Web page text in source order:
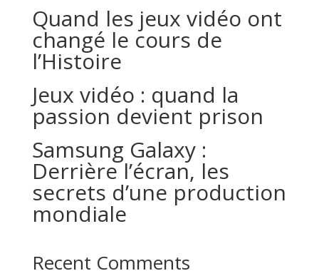
Quand les jeux vidéo ont
changé le cours de
l’Histoire
Jeux vidéo : quand la
passion devient prison
Samsung Galaxy :
Derrière l’écran, les
secrets d’une production
mondiale
Recent Comments